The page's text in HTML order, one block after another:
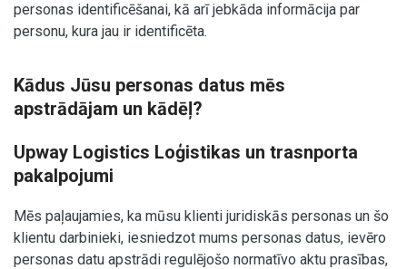
personas identificēšanai, kā arī jebkāda informācija par
personu, kura jau ir identificēta.
Kādus Jūsu personas datus mēs
apstrādājam un kādēļ?
Upway Logistics Loģistikas un trasnporta
pakalpojumi
Mēs paļaujamies, ka mūsu klienti juridiskās personas un šo
klientu darbinieki, iesniedzot mums personas datus, ievēro
personas datu apstrādi regulējošo normatīvo aktu prasības,